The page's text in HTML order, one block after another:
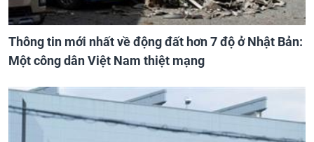
Thông tin mới nhất về động đất hơn 7 độ ở Nhật Bản:
Một công dân Việt Nam thiệt mạng